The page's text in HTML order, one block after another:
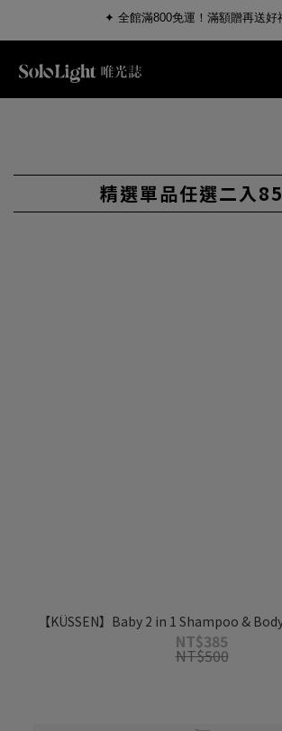
✦ 全館滿800免運！滿額贈再送好
精選單品任選二入
【KÜSSEN】Baby 2 in 1 Shampoo &
NT$385
NT$500